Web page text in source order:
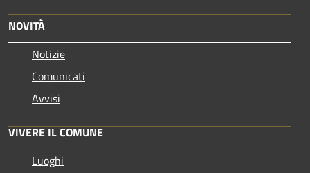
NOVITÀ
Notizie
Comunicati
Avvisi
VIVERE IL COMUNE
Luoghi